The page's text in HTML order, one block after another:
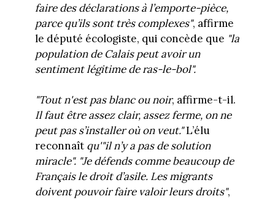
faire des déclarations à l’emporte-pièce,
parce qu’ils sont très complexes", affirme
le député écologiste, qui concède que "la
population de Calais peut avoir un
sentiment légitime de ras-le-bol".
"Tout n'est pas blanc ou noir, affirme-t-il.
Il faut être assez clair, assez ferme, on ne
peut pas s’installer où on veut."L’élu
reconnaîtqu'"il n’y a pas de solution
miracle"."Je défends comme beaucoup de
Français le droit d’asile. Les migrants
doivent pouvoir faire valoir leurs droits",